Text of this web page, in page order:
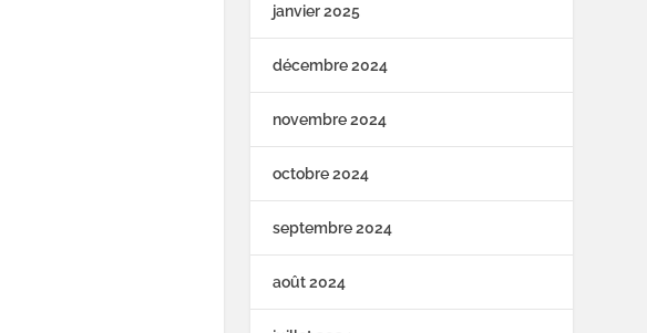
janvier 2025
décembre 2024
novembre 2024
octobre 2024
septembre 2024
août 2024